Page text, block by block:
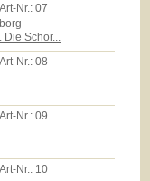
Art-Nr.:07
Die Schor...
Art-Nr.:08
Art-Nr.:09
Art-Nr.: 10